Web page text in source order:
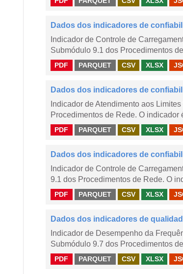
Dados dos indicadores de
Indicador de Controle de
Submódulo 9.1 dos Procedimentos
PDF PARQUET CSV XLSX
Dados dos indicadores de
Indicador de Atendimento aos
Procedimentos de Rede. O
PDF PARQUET CSV XLSX
Dados dos indicadores de
Indicador de Controle de
9.1 dos Procedimentos de Rede. O
PDF PARQUET CSV XLSX
Dados dos indicadores de
Indicador de Desempenho da
Submódulo 9.7 dos Procedimentos
PDF PARQUET CSV XLSX